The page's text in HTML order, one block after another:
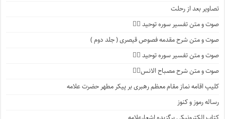
تصاویر بعد از رحلت
صوت و متن تفسیر سوره توحید ۲️⃣
صوت و متن شرح مقدمه فصوص قیصری ( جلد دوم )
صوت و متن تفسیر سوره توحید ۱️⃣
صوت و متن شرح مصباح الانس۸⃣
کلیپ اقامه نماز مقام معظم رهبری بر پیکر مطهر حضرت علامه
رساله رموز و کنوز